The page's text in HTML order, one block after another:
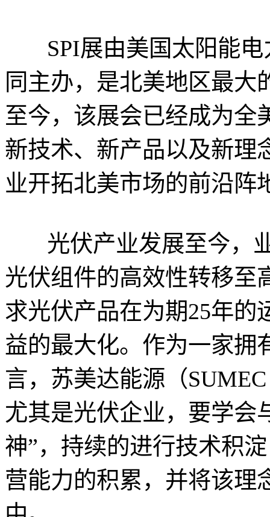
SPI展由美国太阳能
同主办，是北美地区最
至今，该展会已经成为全
新技术、新产品以及新理
业开拓北美市场的前沿阵
光伏产业发展至今，
光伏组件的高效性转移至
求光伏产品在为期25年的
益的最大化。作为一家拥
言，苏美达能源（
尤其是光伏企业，要学会
神”，持续的进行技术积
营能力的积累，并将该理